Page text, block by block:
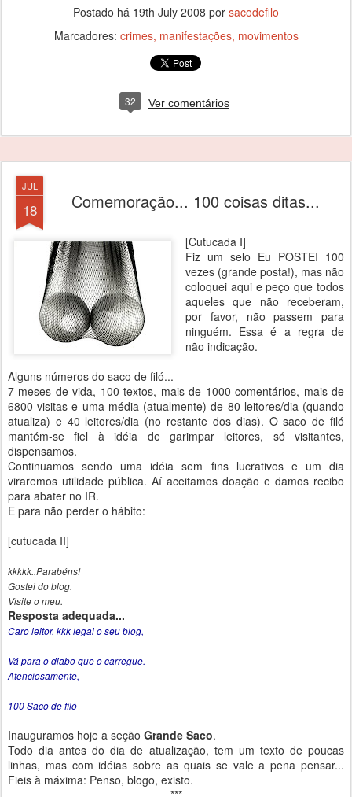
Postado há 19th July 2008 por sacodefilo
Marcadores: crimes manifestações movimentos
32 Ver comentários
JUL
18 Comemoração... 100 coisas ditas...
[Cutucada I]
Fiz um selo Eu POSTEI 100
vezes (grande posta!), mas não
coloquei aqui e peço que todos
aqueles que não receberam,
por favor, não passem para
ninguém. Essa é a regra de
não indicação.
Alguns números do saco de filó...
7 meses de vida, 100 textos, mais de 1000 comentários, mais de
6800 visitas e uma média (atualmente) de 80 leitores/dia (quando
atualiza) e 40 leitores/dia (no restante dos dias). O saco de filó
mantém-se fiel à idéia de garimpar leitores, só visitantes,
dispensamos.
Continuamos sendo uma idéia sem fins lucrativos e um dia
viraremos utilidade pública. Aí aceitamos doação e damos recibo
para abater no IR.
E para não perder o hábito:
[cutucada II]
kkkkk..Parabéns!
Gostei do blog.
Visite o meu.
Resposta adequada...
Caro leitor, kkk legal o seu blog,
Vá para o diabo que o carregue.
Atenciosamente,
100 Saco de filó
Inauguramos hoje a seção Grande Saco.
Todo dia antes do dia de atualização, tem um texto de poucas
linhas, mas com idéias sobre as quais se vale a pena pensar...
Fieis à máxima: Penso, blogo, existo.